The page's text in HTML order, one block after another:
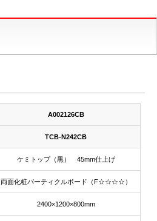
A002126CB
TCB-N242CB
ケミトップ（黒） 45mm仕上げ
両面化粧パーティクルボード（F☆☆☆☆）
2400×1200×800mm